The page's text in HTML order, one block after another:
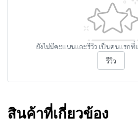
ยังไม่มีคะแนนและรีวิว เป็นคนแรกที่
รีวิว
สินค้าที่เกี่ยวข้อง